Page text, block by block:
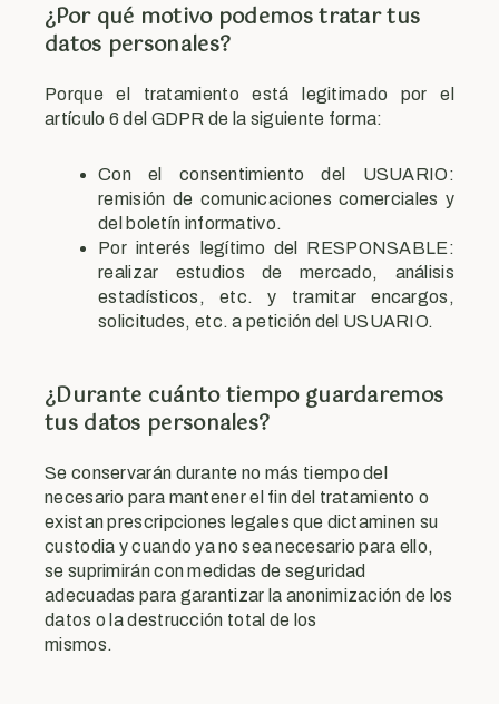
¿Por qué motivo podemos tratar tus
datos personales?
Porque el tratamiento está legitimado por el
artículo 6 del GDPR de la siguiente forma:
Con el consentimiento del USUARIO:
remisión de comunicaciones comerciales y
del boletín informativo.
Por interés legítimo del RESPONSABLE:
realizar estudios de mercado, análisis
estadísticos, etc. y tramitar encargos,
solicitudes, etc. a petición del USUARIO.
¿Durante cuánto tiempo guardaremos
tus datos personales?
Se conservarán durante no más tiempo del
necesario para mantener el fin del tratamiento o
existan prescripciones legales que dictaminen su
custodia y cuando ya no sea necesario para ello,
se suprimirán con medidas de seguridad
adecuadas para garantizar la anonimización de los
datos o la destrucción total de los
mismos.